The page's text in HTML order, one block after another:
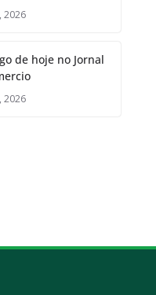
2026
de hoje no Jornal
2026